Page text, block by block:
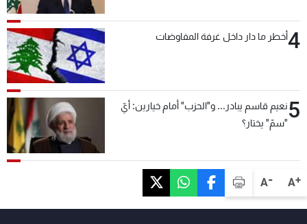
A+
A-
4أخطر ما دار داخل غرفة المفاوضات
5نعيم قاسم يبادر... و"الحزب" أمام خيارين: أيّ
"سمّ" يختار؟